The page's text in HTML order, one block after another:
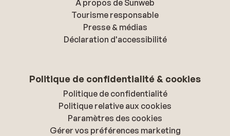
À propos de Sunweb
Tourisme responsable
Presse & médias
Déclaration d'accessibilité
Politique de confidentialité & cookies
Politique de confidentialité
Politique relative aux cookies
Paramètres des cookies
Gérer vos préférences marketing